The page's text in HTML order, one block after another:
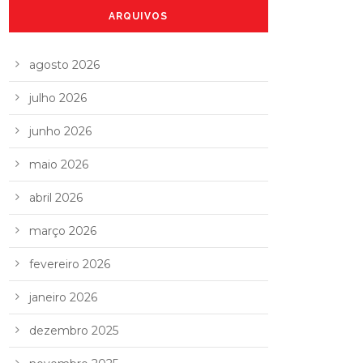
ARQUIVOS
agosto 2026
julho 2026
junho 2026
maio 2026
abril 2026
março 2026
fevereiro 2026
janeiro 2026
dezembro 2025